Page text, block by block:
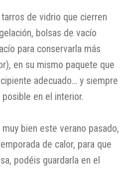
de vidrio que cierren
bolsas de vacío
para conservarla más
en su mismo paquete que
adecuado… y siempre
en el interior.
bien este verano pasado,
de calor, para que
podéis guardarla en el